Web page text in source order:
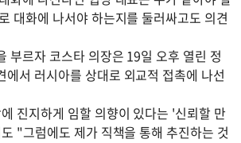
대화에 나서야 하는지를 둘러싸고도 의견
부르자 코스타 의장은 19일 오후 열린 정
에서 러시아를 상대로 외교적 접촉에 나선
진지하게 임할 의향이 있다는 '신뢰할 만
"그럼에도 제가 직책을 통해 추진하는 것